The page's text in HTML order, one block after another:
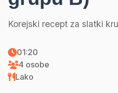
Korejski recept za slatki
01:20
4 osobe
Lako